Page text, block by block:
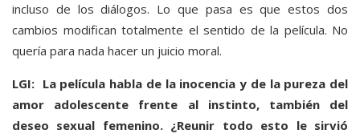
incluso de los diálogos. Lo que pasa es que estos dos
cambios modifican totalmente el sentido de la película. No
quería para nada hacer un juicio moral.
LGI: La película habla de la inocencia y de la pureza del
amor adolescente frente al instinto, también del
deseo sexual femenino. ¿Reunir todo esto le sirvió